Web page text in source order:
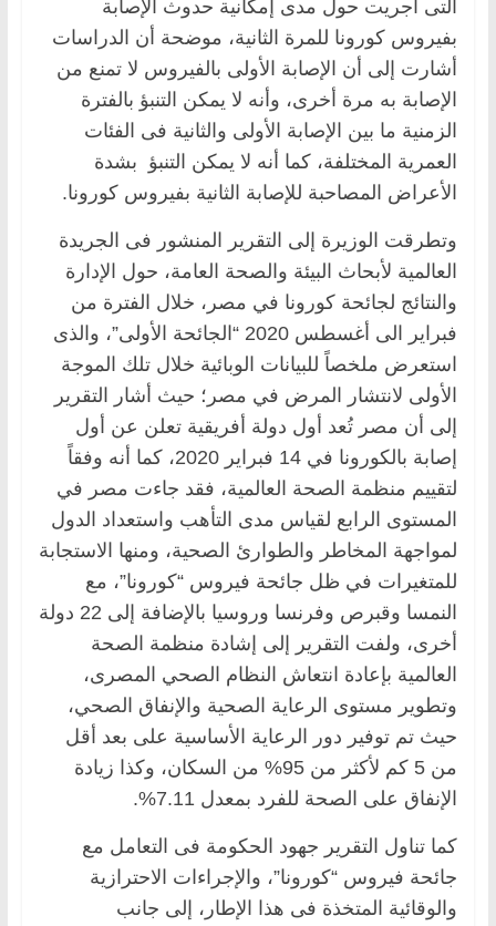
التى أجريت حول مدى إمكانية حدوث الإصابة
بفيروس كورونا للمرة الثانية، موضحة أن الدراسات
أشارت إلى أن الإصابة الأولى بالفيروس لا تمنع من
الإصابة به مرة أخرى، وأنه لا يمكن التنبؤ بالفترة
الزمنية ما بين الإصابة الأولى والثانية فى الفئات
العمرية المختلفة، كما أنه لا يمكن التنبؤ بشدة
الأعراض المصاحبة للإصابة الثانية بفيروس كورونا.
وتطرقت الوزيرة إلى التقرير المنشور فى الجريدة
العالمية لأبحاث البيئة والصحة العامة، حول الإدارة
والنتائج لجائحة كورونا في مصر، خلال الفترة من
فبراير الى أغسطس 2020 “الجائحة الأولى”، والذى
استعرض ملخصاً للبيانات الوبائية خلال تلك الموجة
الأولى لانتشار المرض في مصر؛ حيث أشار التقرير
إلى أن مصر تُعد أول دولة أفريقية تعلن عن أول
إصابة بالكورونا في 14 فبراير 2020، كما أنه وفقاً
لتقييم منظمة الصحة العالمية، فقد جاءت مصر في
المستوى الرابع لقياس مدى التأهب واستعداد الدول
لمواجهة المخاطر والطوارئ الصحية، ومنها الاستجابة
للمتغيرات في ظل جائحة فيروس “كورونا”، مع
النمسا وقبرص وفرنسا وروسيا بالإضافة إلى 22 دولة
أخرى، ولفت التقرير إلى إشادة منظمة الصحة
العالمية بإعادة انتعاش النظام الصحي المصرى،
وتطوير مستوى الرعاية الصحية والإنفاق الصحي،
حيث تم توفير دور الرعاية الأساسية على بعد أقل
من 5 كم لأكثر من 95% من السكان، وكذا زيادة
الإنفاق على الصحة للفرد بمعدل 7.11%.
كما تناول التقرير جهود الحكومة فى التعامل مع
جائحة فيروس “كورونا”، والإجراءات الاحترازية
والوقائية المتخذة فى هذا الإطار، إلى جانب